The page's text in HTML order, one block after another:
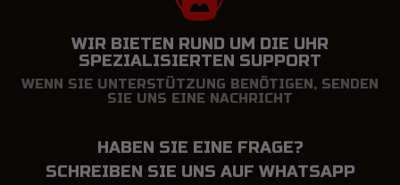
WIR BIETEN RUND UM DIE UHR
SPEZIALISIERTEN SUPPORT
WENN SIE UNTERSTÜTZUNG BENÖTIGEN, SENDEN
SIE UNS EINE NACHRICHT
HABEN SIE EINE FRAGE?
SCHREIBEN SIE UNS AUF WHATSAPP